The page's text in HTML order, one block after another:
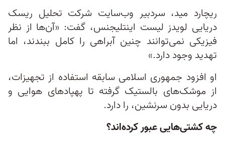
ریچارد مید، سردبیر وب‌سایت شرکت تحلیل ریسک
دریایی لویدز لیست اینتلیجنس، گفت: «آن‌ها از نظر
فیزیکی نمی‌توانند چنین آبراهی را کامل ببندند، اما
تهدید وجود دارد.»
او افزود جمهوری اسلامی سابقه‌ استفاده از تجهیزات،
از موشک‌های بالستیک گرفته تا پهپادهای هوایی و
دریایی بدون سرنشین، را دارد.
چه کشتی‌هایی عبور کرده‌اند؟